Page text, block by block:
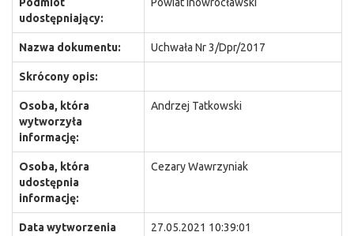
udostępniający:
Nazwa dokumentu: Uchwała Nr 3/Dpr/2017
Skrócony opis:
Osoba, która
wytworzyła
informację:
Andrzej Tatkowski
Osoba, która
udostępnia
informację:
Cezary Wawrzyniak
Data wytworzenia
27.05.2021 10:39:01